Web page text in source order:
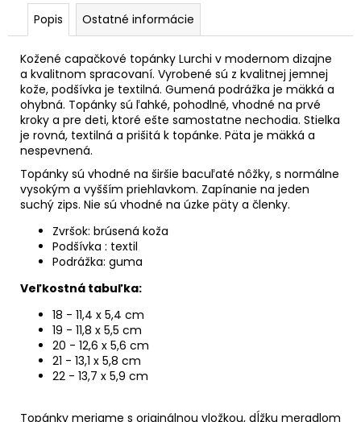
Popis Ostatné informácie
Kožené capačkové topánky Lurchi v modernom dizajne
a kvalitnom spracovaní. Vyrobené sú z kvalitnej jemnej
kože, podšívka je textilná. Gumená podrážka je mäkká a
ohybná. Topánky sú ľahké, pohodlné, vhodné na prvé
kroky a pre deti, ktoré ešte samostatne nechodia. Stielka
je rovná, textilná a prišitá k topánke. Päta je mäkká a
nespevnená.
Topánky sú vhodné na širšie bacuľaté nôžky, s normálne
vysokým a vyšším priehlavkom. Zapínanie na jeden
suchý zips. Nie sú vhodné na úzke päty a členky.
Zvršok: brúsená koža
Podšívka : textil
Podrážka: guma
Veľkostná tabuľka:
18 - 11,4 x 5,4 cm
19 - 11,8 x 5,5 cm
20 - 12,6 x 5,6 cm
21 - 13,1 x 5,8 cm
22 - 13,7 x 5,9 cm
Topánky meriame s originálnou vložkou, dĺžku meradlom